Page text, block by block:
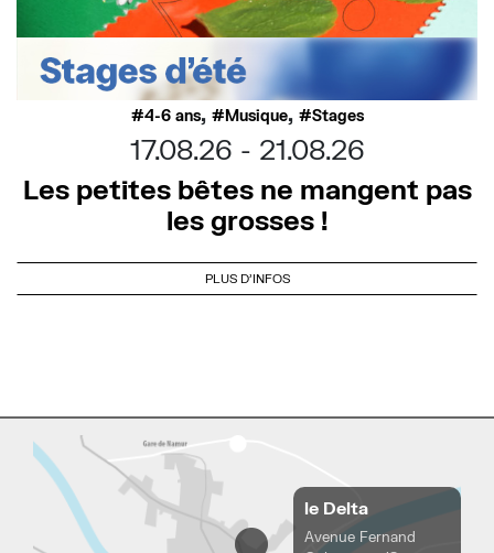
4-6 ans, Musique, Stages
17.08.26
21.08.26
Les petites bêtes ne mangent pas
les grosses !
PLUS D'INFOS
le Delta
Avenue Fernand